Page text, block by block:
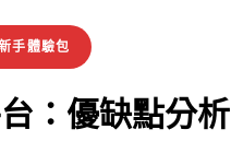
手體驗包
：優缺點分析